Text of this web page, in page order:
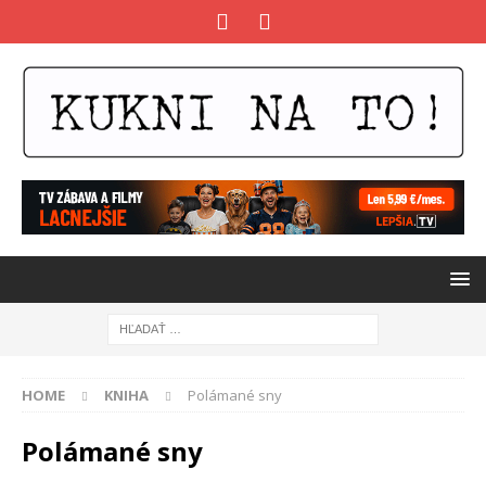
HOME KNIHA Polámané sny
Polámané sny